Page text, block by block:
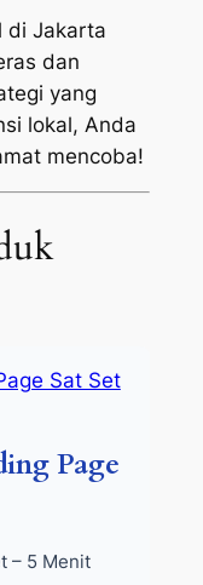
di Jakarta
dan
yang
lokal, Anda
mencoba!
Page
– 5 Menit